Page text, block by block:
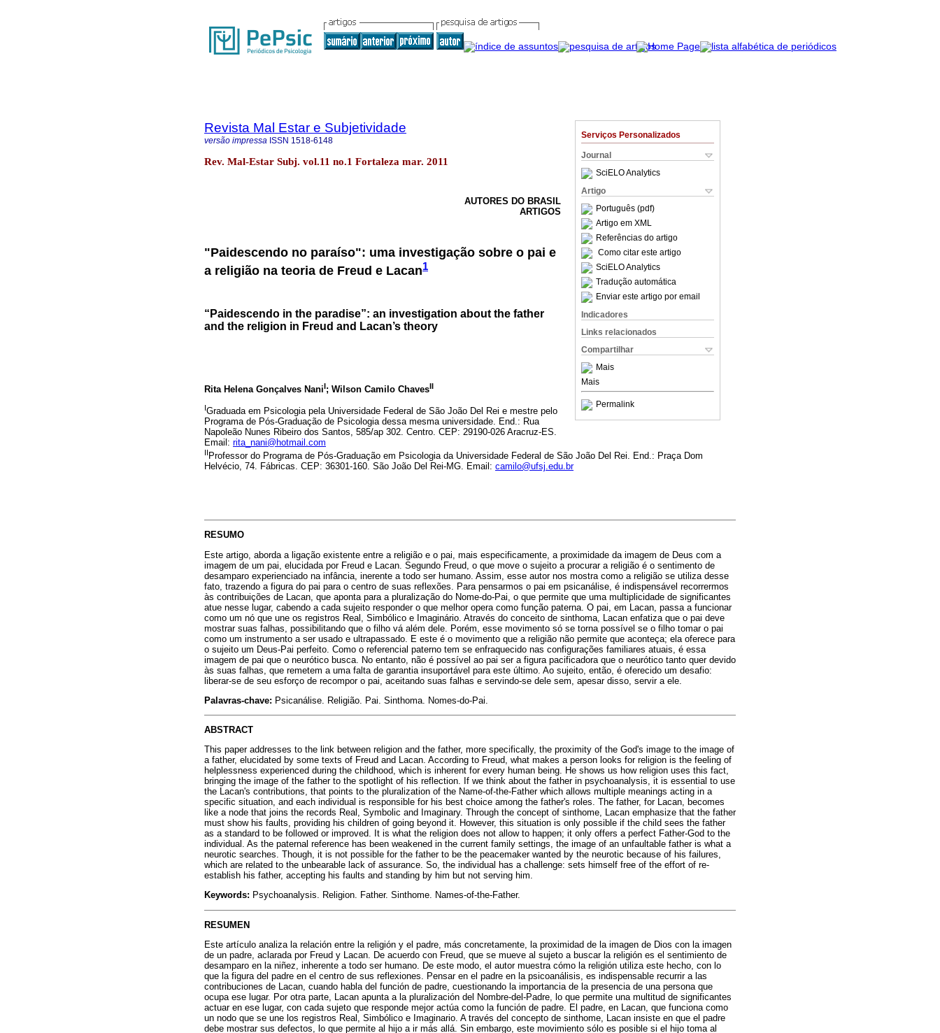
Serviços Personalizados
Journal
SciELO Analytics
Artigo
Português (pdf)
Artigo em XML
Referências do artigo
Como citar este artigo
SciELO Analytics
Tradução automática
Enviar este artigo por email
Indicadores
Links relacionados
Compartilhar
Mais
Mais
Permalink
Revista Mal Estar e Subjetividade
versão impressa ISSN 1518-6148
Rev. Mal-Estar Subj. vol.11 no.1 Fortaleza mar. 2011
AUTORES DO BRASIL
ARTIGOS
"Paidescendo no paraíso": uma investigação sobre o pai e
a religião na teoria de Freud e Lacan1
“Paidescendo in the paradise”: an investigation about the father
and the religion in Freud and Lacan’s theory
Rita Helena Gonçalves NaniI; Wilson Camilo ChavesII
IGraduada em Psicologia pela Universidade Federal de São João Del Rei e mestre pelo
Programa de Pós-Graduação de Psicologia dessa mesma universidade. End.: Rua
Napoleão Nunes Ribeiro dos Santos, 585/ap 302. Centro. CEP: 29190-026 Aracruz-ES.
Email: rita_nani@hotmail.com
IIProfessor do Programa de Pós-Graduação em Psicologia da Universidade Federal de São João Del Rei. End.: Praça Dom
Helvécio, 74. Fábricas. CEP: 36301-160. São João Del Rei-MG. Email: camilo@ufsj.edu.br
RESUMO
Este artigo, aborda a ligação existente entre a religião e o pai, mais especificamente, a proximidade da imagem de Deus com a
imagem de um pai, elucidada por Freud e Lacan. Segundo Freud, o que move o sujeito a procurar a religião é o sentimento de
desamparo experienciado na infância, inerente a todo ser humano. Assim, esse autor nos mostra como a religião se utiliza desse
fato, trazendo a figura do pai para o centro de suas reflexões. Para pensarmos o pai em psicanálise, é indispensável recorrermos
às contribuições de Lacan, que aponta para a pluralização do Nome-do-Pai, o que permite que uma multiplicidade de significantes
atue nesse lugar, cabendo a cada sujeito responder o que melhor opera como função paterna. O pai, em Lacan, passa a funcionar
como um nó que une os registros Real, Simbólico e Imaginário. Através do conceito de sinthoma, Lacan enfatiza que o pai deve
mostrar suas falhas, possibilitando que o filho vá além dele. Porém, esse movimento só se torna possível se o filho tomar o pai
como um instrumento a ser usado e ultrapassado. E este é o movimento que a religião não permite que aconteça; ela oferece para
o sujeito um Deus-Pai perfeito. Como o referencial paterno tem se enfraquecido nas configurações familiares atuais, é essa
imagem de pai que o neurótico busca. No entanto, não é possível ao pai ser a figura pacificadora que o neurótico tanto quer devido
às suas falhas, que remetem a uma falta de garantia insuportável para este último. Ao sujeito, então, é oferecido um desafio:
liberar-se de seu esforço de recompor o pai, aceitando suas falhas e servindo-se dele sem, apesar disso, servir a ele.
Palavras-chave: Psicanálise. Religião. Pai. Sinthoma. Nomes-do-Pai.
ABSTRACT
This paper addresses to the link between religion and the father, more specifically, the proximity of the God's image to the image of
a father, elucidated by some texts of Freud and Lacan. According to Freud, what makes a person looks for religion is the feeling of
helplessness experienced during the childhood, which is inherent for every human being. He shows us how religion uses this fact,
bringing the image of the father to the spotlight of his reflection. If we think about the father in psychoanalysis, it is essential to use
the Lacan's contributions, that points to the pluralization of the Name-of-the-Father which allows multiple meanings acting in a
specific situation, and each individual is responsible for his best choice among the father's roles. The father, for Lacan, becomes
like a node that joins the records Real, Symbolic and Imaginary. Through the concept of sinthome, Lacan emphasize that the father
must show his faults, providing his children of going beyond it. However, this situation is only possible if the child sees the father
as a standard to be followed or improved. It is what the religion does not allow to happen; it only offers a perfect Father-God to the
individual. As the paternal reference has been weakened in the current family settings, the image of an unfaultable father is what a
neurotic searches. Though, it is not possible for the father to be the peacemaker wanted by the neurotic because of his failures,
which are related to the unbearable lack of assurance. So, the individual has a challenge: sets himself free of the effort of re-
establish his father, accepting his faults and standing by him but not serving him.
Keywords: Psychoanalysis. Religion. Father. Sinthome. Names-of-the-Father.
RESUMEN
Este artículo analiza la relación entre la religión y el padre, más concretamente, la proximidad de la imagen de Dios con la imagen
de un padre, aclarada por Freud y Lacan. De acuerdo con Freud, que se mueve al sujeto a buscar la religión es el sentimiento de
desamparo en la niñez, inherente a todo ser humano. De este modo, el autor muestra cómo la religión utiliza este hecho, con lo
que la figura del padre en el centro de sus reflexiones. Pensar en el padre en la psicoanálisis, es indispensable recurrir a las
contribuciones de Lacan, cuando habla del función de padre, cuestionando la importancia de la presencia de una persona que
ocupa ese lugar. Por otra parte, Lacan apunta a la pluralización del Nombre-del-Padre, lo que permite una multitud de significantes
actuar en ese lugar, con cada sujeto que responde mejor actúa como la función de padre. El padre, en Lacan, que funciona como
un nodo que se une los registros Real, Simbólico e Imaginario. A través del concepto de sinthome, Lacan insiste en que el padre
debe mostrar sus defectos, lo que permite al hijo a ir más allá. Sin embargo, este movimiento sólo es posible si el hijo toma al